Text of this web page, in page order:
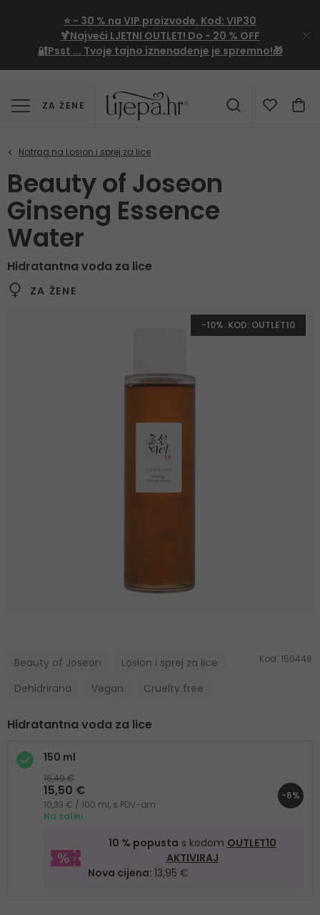
⭐ - 30 % na VIP proizvode. Kod: VIP30
🍹Najveći LJETNI OUTLET! Do - 20 % OFF
🔐Psst ... Tvoje tajno iznenađenje je spremno!🎁
ZA ŽENE
Beauty of Joseon
Ginseng Essence
Water
Hidratantna voda za lice
ZA ŽENE
-10%. KOD: OUTLET10
Beauty of Joseon
Losion i sprej za lice
Dehidrirana
Vegan Cruelty free
Kod: 150448
Hidratantna voda za lice
150 ml
16,49 €
15,50 €
10,33 € / 100 ml, s PDV-om
Na zalihi
-6%
10 % popusta s kodom OUTLET10
AKTIVIRAJ
Nova cijena: 13,95 €